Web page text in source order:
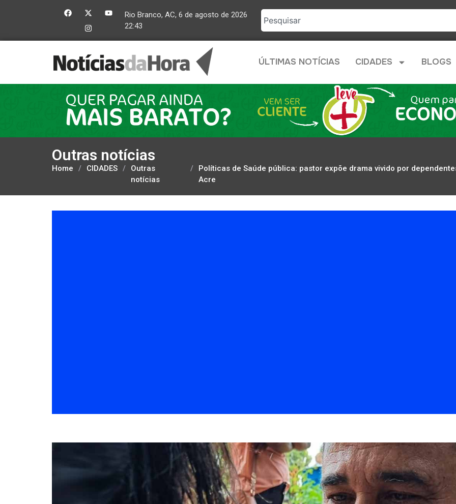
Rio Branco, AC, 6 de agosto de 2026
22:43
ÚLTIMAS NOTÍCIAS CIDADES BLOGS
Outras notícias
Home / CIDADES /
Outras
notícias
/
Políticas de Saúde pública: pastor expõe drama vivido por
Acre